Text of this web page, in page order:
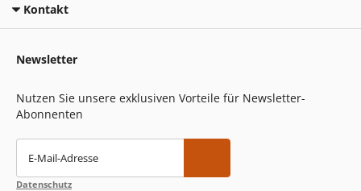
Kontakt
Newsletter
Nutzen Sie unsere exklusiven Vorteile für Newsletter-
Abonnenten
E-Mail-Adresse
Datenschutz